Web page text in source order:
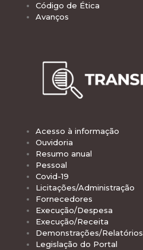
Código de Ética
Avanços
Acesso à informação
Ouvidoria
Resumo anual
Pessoal
Covid-19
Licitações/Administração
Fornecedores
Execução/Despesa
Execução/Receita
Demonstrações/Relatórios
Legislação do Portal